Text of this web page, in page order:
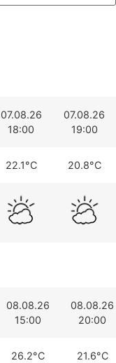
07.08.26
18:00
07.08.26
19:00
22.1°C 20.8°C
08.08.26
15:00
08.08.26
20:00
26.2°C 21.6°C